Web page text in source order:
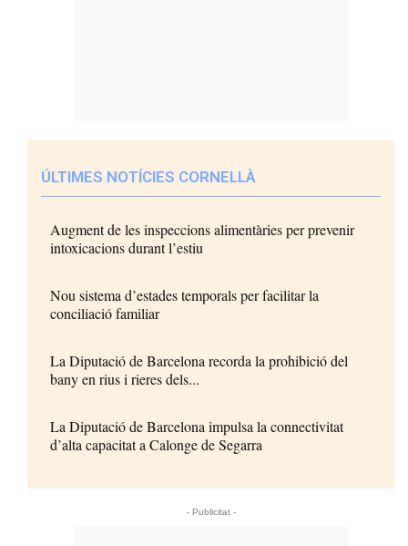
ÚLTIMES NOTÍCIES CORNELLÀ
Augment de les inspeccions alimentàries per prevenir
intoxicacions durant l’estiu
Nou sistema d’estades temporals per facilitar la
conciliació familiar
La Diputació de Barcelona recorda la prohibició del
bany en rius i rieres dels...
La Diputació de Barcelona impulsa la connectivitat
d’alta capacitat a Calonge de Segarra
- Publicitat -